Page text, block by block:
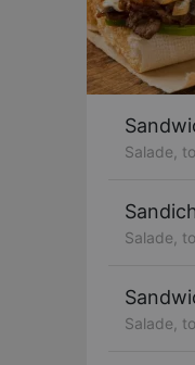
Salade,
Salade,
Salade,